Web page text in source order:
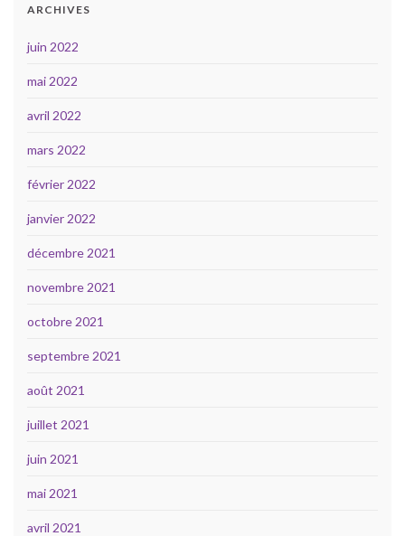
ARCHIVES
juin 2022
mai 2022
avril 2022
mars 2022
février 2022
janvier 2022
décembre 2021
novembre 2021
octobre 2021
septembre 2021
août 2021
juillet 2021
juin 2021
mai 2021
avril 2021